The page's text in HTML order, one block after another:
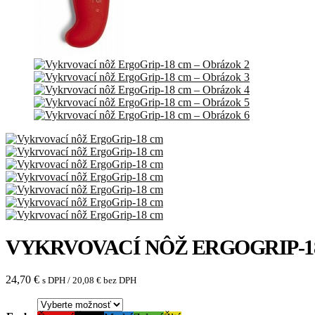
VYKRVOVACÍ NÔŽ ERGOGRIP-
24,70 € s DPH / 20,08 € bez DPH